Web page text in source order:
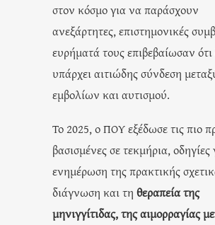
στον κόσμο για να παράσχουν
ανεξάρτητες, επιστημονικές
ευρήματά τους επιβεβαίωσαν ότι
υπάρχει αιτιώδης σύνδεση
εμβολίων και αυτισμού.
Το 2025, ο ΠΟΥ εξέδωσε τις πιο
βασισμένες σε τεκμήρια, οδηγίες
ενημέρωση της πρακτικής
διάγνωση και τη θεραπεία της
μηνιγγίτιδας, της αιμορραγίας